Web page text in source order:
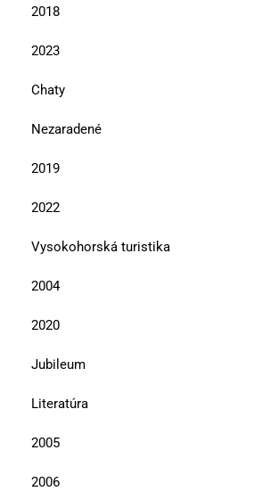
2018
2023
Chaty
Nezaradené
2019
2022
Vysokohorská turistika
2004
2020
Jubileum
Literatúra
2005
2006